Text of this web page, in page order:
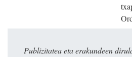
Publizitatea eta erakundeen